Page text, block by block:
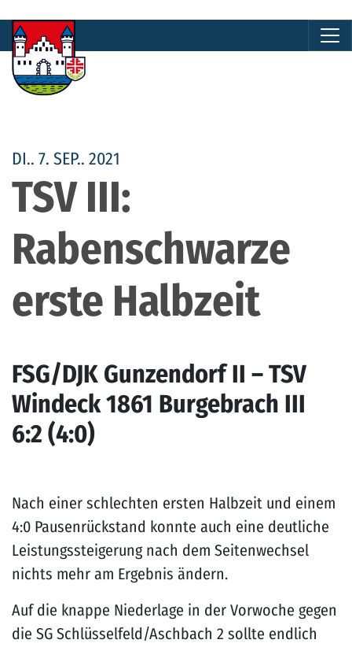
DI.. 7. SEP.. 2021
TSV III:
Rabenschwarze
erste Halbzeit
FSG/DJK Gunzendorf II – TSV
Windeck 1861 Burgebrach III
6:2 (4:0)
Nach einer schlechten ersten Halbzeit und einem
4:0 Pausenrückstand konnte auch eine deutliche
Leistungssteigerung nach dem Seitenwechsel
nichts mehr am Ergebnis ändern.
Auf die knappe Niederlage in der Vorwoche gegen
die SG Schlüsselfeld/Aschbach 2 sollte endlich